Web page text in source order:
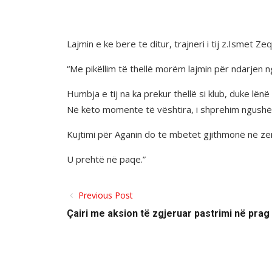
Lajmin e ke bere te ditur, trajneri i tij z.Ismet
“Me pikëllim të thellë morëm lajmin për ndarjen
Humbja e tij na ka prekur thellë si klub, duke
Në këto momente të vështira, i shprehim
Kujtimi për Aganin do të mbetet gjithmonë në
U prehtë në paqe.”
Previous Post
Çairi me aksion të zgjeruar pastrimi në prag